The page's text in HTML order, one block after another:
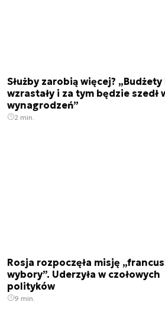
Służby zarobią więcej?
wzrastały i za tym będzie szedł
wynagrodzeń”
2 min.
Rosja rozpoczęła misję
wybory”. Uderzyła w czołowych
polityków
9 min.